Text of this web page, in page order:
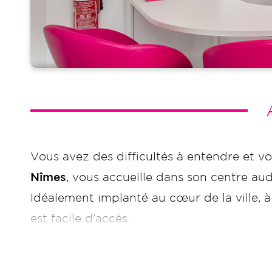
Vous avez des difficultés à entendre et
Nîmes, vous accueille dans son centre
Idéalement implanté au cœur de la ville,
est facile d'accès.